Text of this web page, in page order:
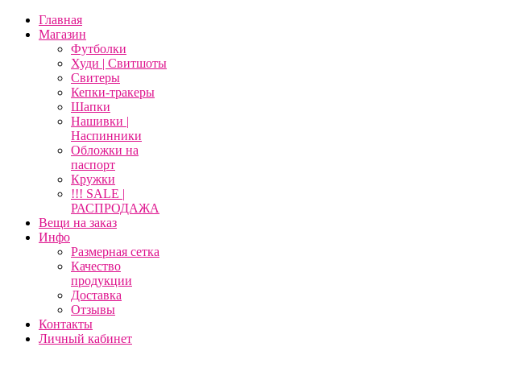
Главная
Магазин
Футболки
Худи | Свитшоты
Свитеры
Кепки-тракеры
Шапки
Нашивки |
Наспинники
Обложки на
паспорт
Кружки
!!! SALE |
РАСПРОДАЖА
Вещи на заказ
Инфо
Размерная сетка
Качество
продукции
Доставка
Отзывы
Контакты
Личный кабинет